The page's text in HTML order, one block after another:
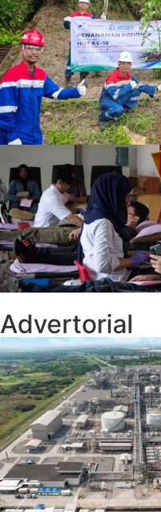
Advertorial